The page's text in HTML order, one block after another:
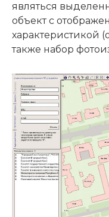
являться
объект с
характеристикой
также набор